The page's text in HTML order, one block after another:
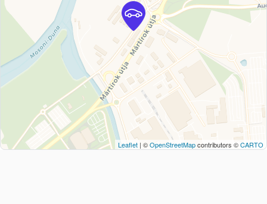
Leaflet | ©OpenStreetMapcontributors ©CARTO